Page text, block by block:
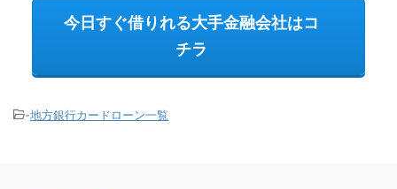
今日すぐ借りれる大手金融会社はコ
チラ
-地方銀行カードローン一覧